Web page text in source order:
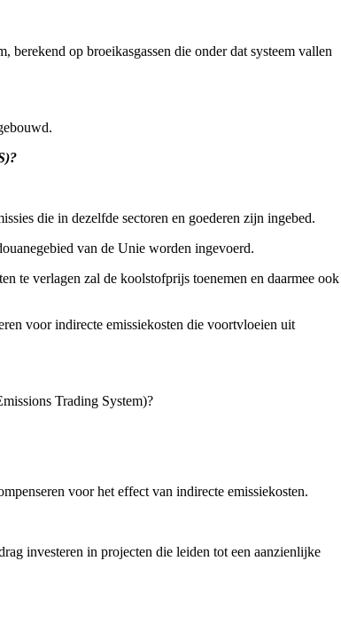
berekend op broeikasgassen die onder dat systeem vallen
die in dezelfde sectoren en goederen zijn ingebed.
van de Unie worden ingevoerd.
te verlagen zal de koolstofprijs toenemen en daarmee ook
voor indirecte emissiekosten die voortvloeien uit
Trading System)?
voor het effect van indirecte emissiekosten.
investeren in projecten die leiden tot een aanzienlijke